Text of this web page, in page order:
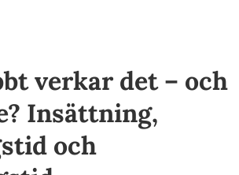
verkar det – och
Insättning,
och